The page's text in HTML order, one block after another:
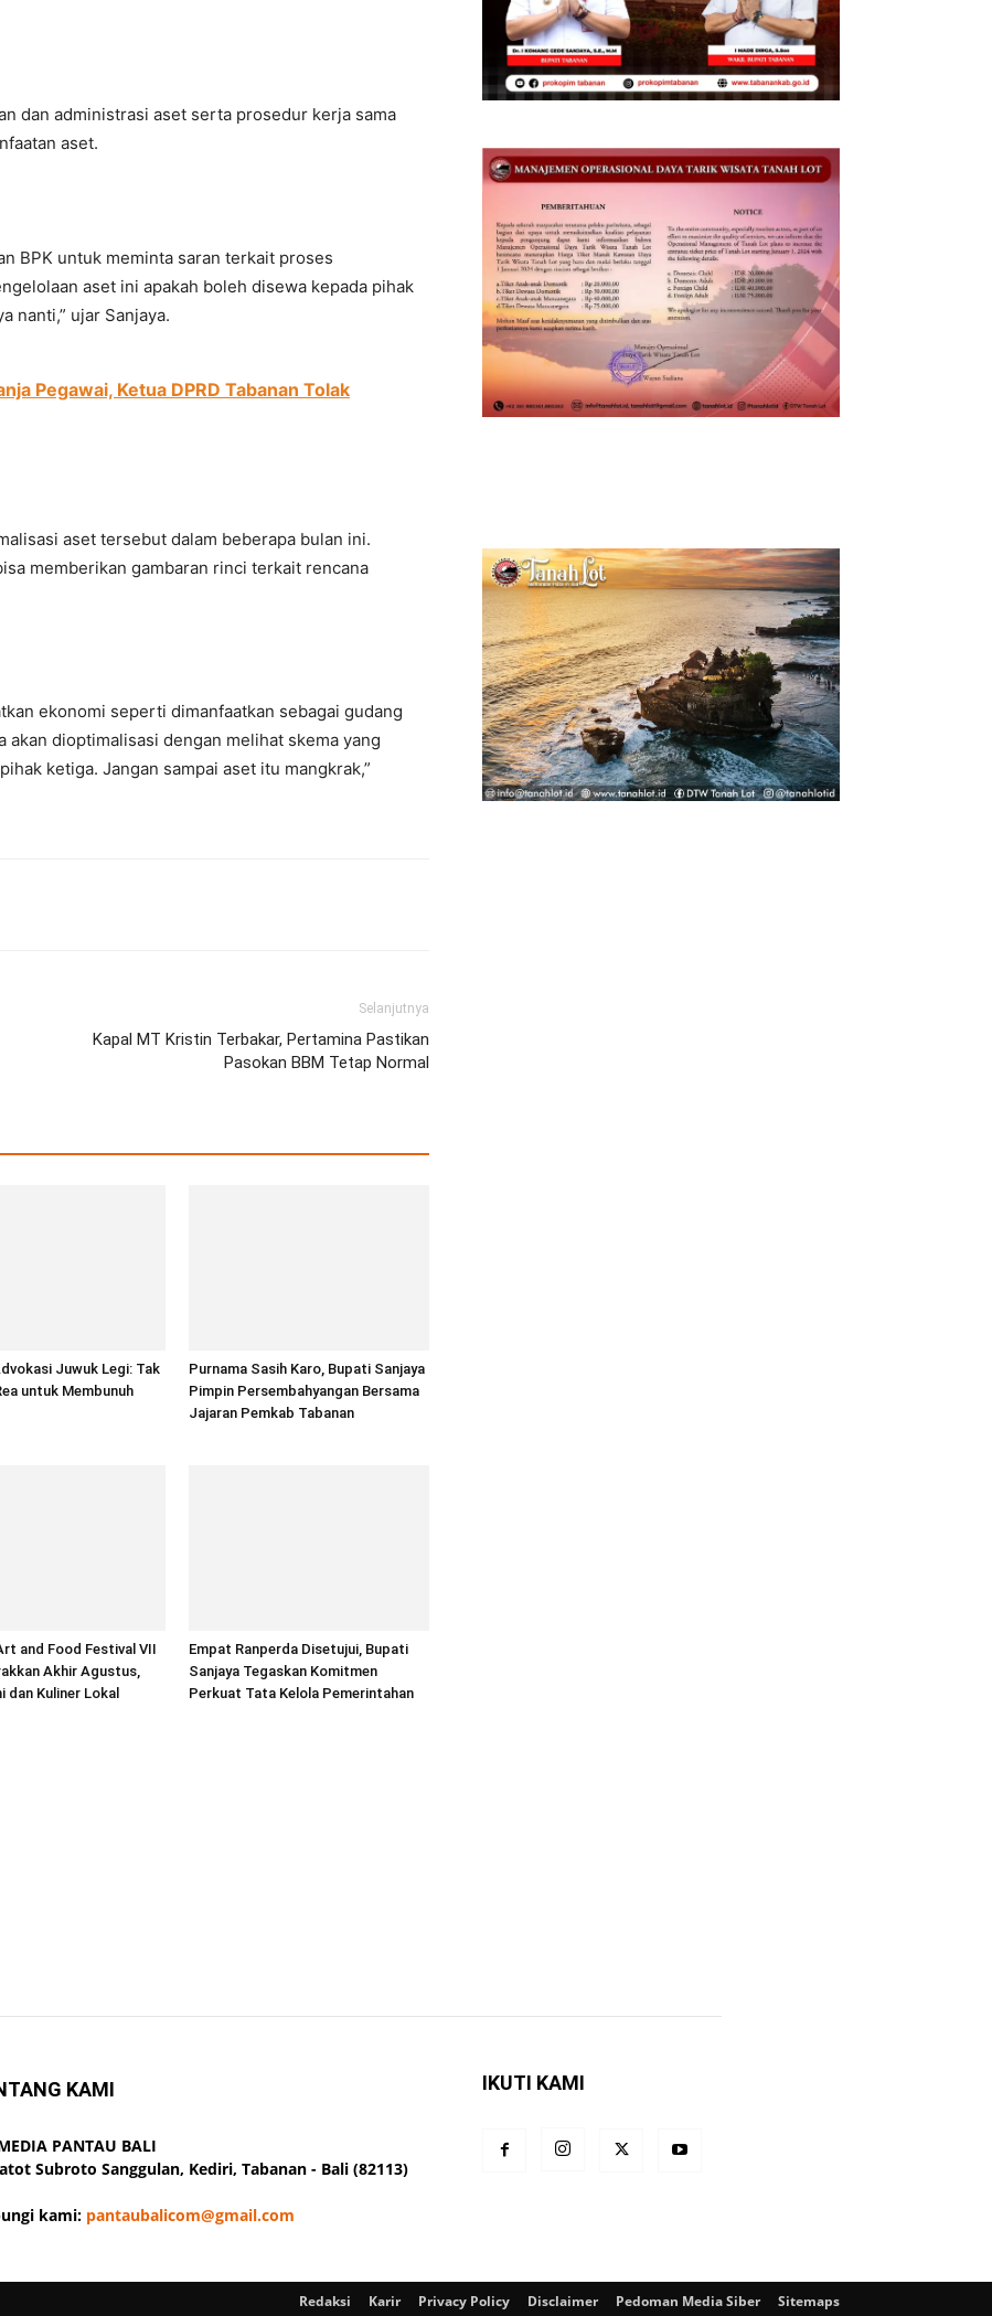
dan administrasi aset serta prosedur kerja sama
aset.
BPK untuk meminta saran terkait proses
aset ini apakah boleh disewa kepada pihak
nanti,” ujar Sanjaya.
Pegawai, Ketua DPRD Tabanan Tolak
aset tersebut dalam beberapa bulan ini.
memberikan gambaran rinci terkait rencana
ekonomi seperti dimanfaatkan sebagai gudang
akan dioptimalisasi dengan melihat skema yang
ketiga. Jangan sampai aset itu mangkrak,”
Selanjutnya
Kapal MT Kristin Terbakar, Pertamina Pastikan
Pasokan BBM Tetap Normal
Juwuk Legi: Tak
untuk Membunuh
Purnama Sasih Karo, Bupati Sanjaya
Pimpin Persembahyangan Bersama
Jajaran Pemkab Tabanan
and Food Festival VII
Akhir Agustus,
dan Kuliner Lokal
Empat Ranperda Disetujui, Bupati
Sanjaya Tegaskan Komitmen
Perkuat Tata Kelola Pemerintahan
KAMI
PANTAU BALI
Subroto Sanggulan, Kediri, Tabanan - Bali (82113)
kami: pantaubalicom@gmail.com
IKUTI KAMI
Redaksi Karir Privacy Policy Disclaimer Pedoman Media Siber Sitemaps